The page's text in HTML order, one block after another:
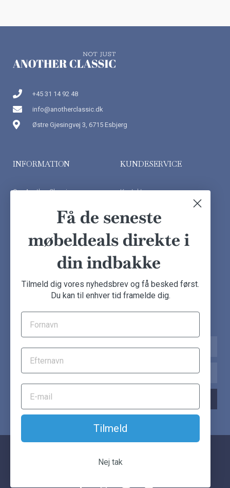
+45 31 14 92 48
info@anotherclassic.dk
Østre Gjesingvej 3, 6715 Esbjerg
INFORMATION
Om Another Classic
Handelsbetingelser
KUNDESERVICE
Kontakt os
Kundeudtalelser
Besøg showroom
indbakke.
© Another Classic. Alle rettigheder forbeholdes.
Få de seneste
møbeldeals direkte i
din indbakke
Tilmeld dig vores nyhedsbrev og få besked først.
Du kan til enhver tid framelde dig.
Tilmeld
Nej tak